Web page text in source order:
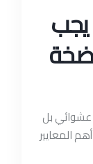
يجب
عشوائي بل
المعايير